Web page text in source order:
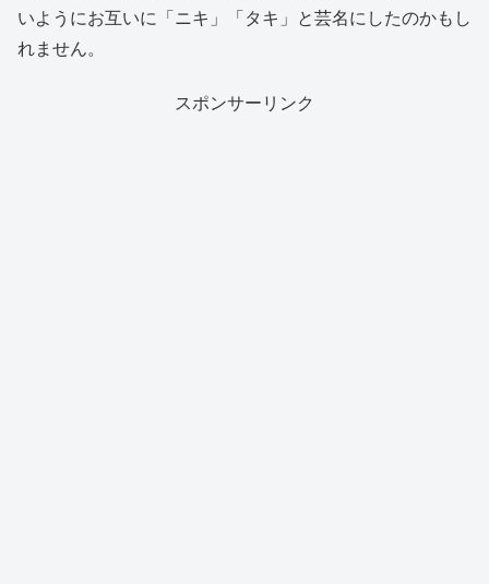
いようにお互いに「ニキ」「タキ」と芸名にしたのかもし
れません。
スポンサーリンク